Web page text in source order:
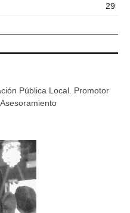
29
Pública Local. Promotor